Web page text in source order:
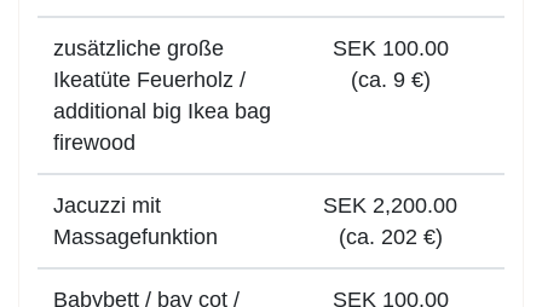
zusätzliche große
Ikeatüte Feuerholz /
additional big Ikea bag
firewood
SEK 100.00
(ca. 9 €)
Jacuzzi mit
Massagefunktion
SEK 2,200.00
(ca. 202 €)
Babybett / bay cot / SEK 100.00